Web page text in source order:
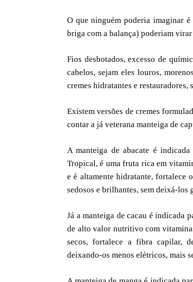
O que ninguém poderia imaginar
briga com a balança) poderiam
Fios desbotados, excesso de
cabelos, sejam eles louros,
cremes hidratantes e restauradores,
Existem versões de cremes
contar a já veterana manteiga de
A manteiga de abacate é
Tropical, é uma fruta rica em
e é altamente hidratante, fortalece
sedosos e brilhantes, sem deixá-los
Já a manteiga de cacau é indicada
de alto valor nutritivo com
secos, fortalece a fibra capilar,
deixando-os menos elétricos, mais